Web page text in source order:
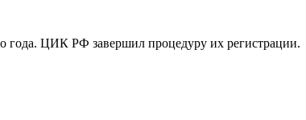
года. ЦИК РФ завершил процедуру их регистрации.